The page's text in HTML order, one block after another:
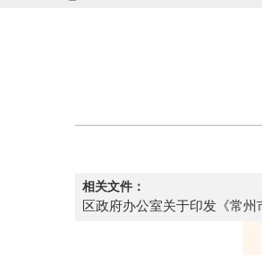
相关文件：
区政府办公室关于印发《常